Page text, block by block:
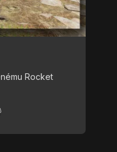
Rocket